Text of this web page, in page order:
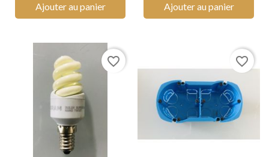
Ajouter au panier Ajouter au panier
favorite_border favorite_border